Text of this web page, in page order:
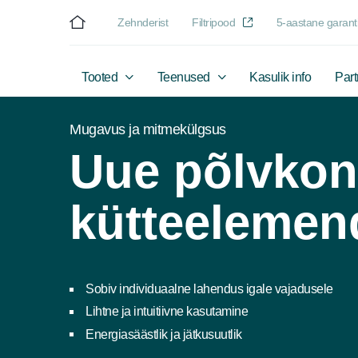
Zehnderist Filtripood 5-aastane
Tooted Teenused Kasulik info
Mugavus ja mitmekülgsus
Uue
Sobiv individuaalne lahendus igale vajadusele
Lihtne ja intuitiivne kasutamine
Energiasäästlik ja jätkusuutlik